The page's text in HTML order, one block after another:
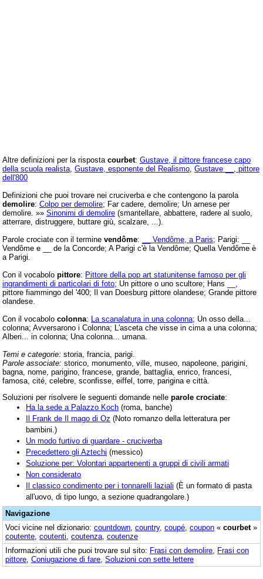
Altre definizioni per la risposta courbet: Gustave, il pittore francese capo
della scuola realista Gustave, esponente del Realismo Gustave __, pittore
dell'800
Definizioni che puoi trovare nei cruciverba e che contengono la parola
demolire: Colpo per demolire; Far cadere, demolire; Un arnese per
demolire. »» Sinonimi di demolire (smantellare, abbattere, radere al suolo,
atterrare, distruggere, buttare giù, scalzare, ...).
Parole crociate con il termine vendôme: __ Vendôme, a Paris; Parigi: __
Vendôme e __ de la Concorde; A Parigi c'è la Vendôme; Quella Vendôme è
a Parigi.
Con il vocabolo pittore: Pittore della pop art statunitense famoso per gli
ingrandimenti di particolari di foto; Un pittore o uno scultore; Hans __,
pittore fiammingo del '400; Il van Doesburg pittore olandese; Grande pittore
olandese.
Con il vocabolo colonna: La scanalatura in una colonna; Un osso della...
colonna; Avversarono i Colonna; L'asceta che visse in cima a una colonna;
Alberi... in colonna; Una colonna... umana.
Temi e categorie: storia, francia, parigi.
Parole associate: storico, monumento, ville, museo, napoleone, parigini,
bagna, nome, parigino, francese, grande, battaglia, enrico, francesi,
famosa, cité, celebre, sconfisse, eiffel, torre, parigina e città.
Soluzioni per risolvere le seguenti domande nelle parole crociate:
Ha la sede a Palazzo Koch (roma, banche)
Il Frank de Il mago di Oz (Noto romanzo della letteratura per
bambini.)
Un modo furtivo di guardare - cruciverba
Precedettero gli Aztechi (messico)
Soluzione per: Volontari appartenenti a gruppi di civili armati
Non considerato
Il classico condimento per i tonnarelli laziali (È un formato di pasta
all'uovo, di tipo lungo, a sezione quadrangolare.)
Navigazione
Voci vicine nel dizionario: countdown country, coupé coupon « courbet»
coutente coutenti coutenza coutenze
Informazioni utili che puoi trovare sul sito: Frasi con demolire Frasi con
pittore Coniugazione di fare Soluzioni con sette lettere